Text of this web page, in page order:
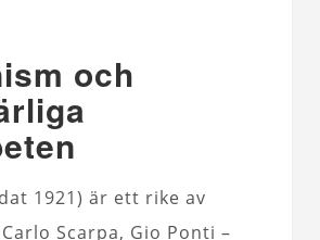
och
1921) är ett rike av
Scarpa, Gio Ponti –